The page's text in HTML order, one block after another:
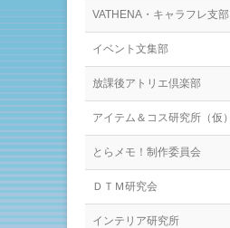
VATHENA・キャラフレ支部
イベント文集部
放課後アトリエ倶楽部
アイテム＆コス研究所（仮）
とらメモ！制作委員会
ＤＴＭ研究会
インテリア研究所